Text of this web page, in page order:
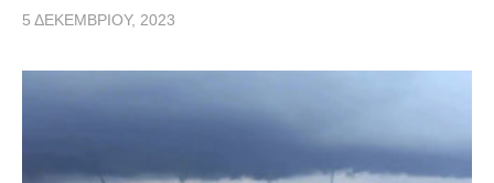
5 ΔΕΚΕΜΒΡΊΟΥ, 2023